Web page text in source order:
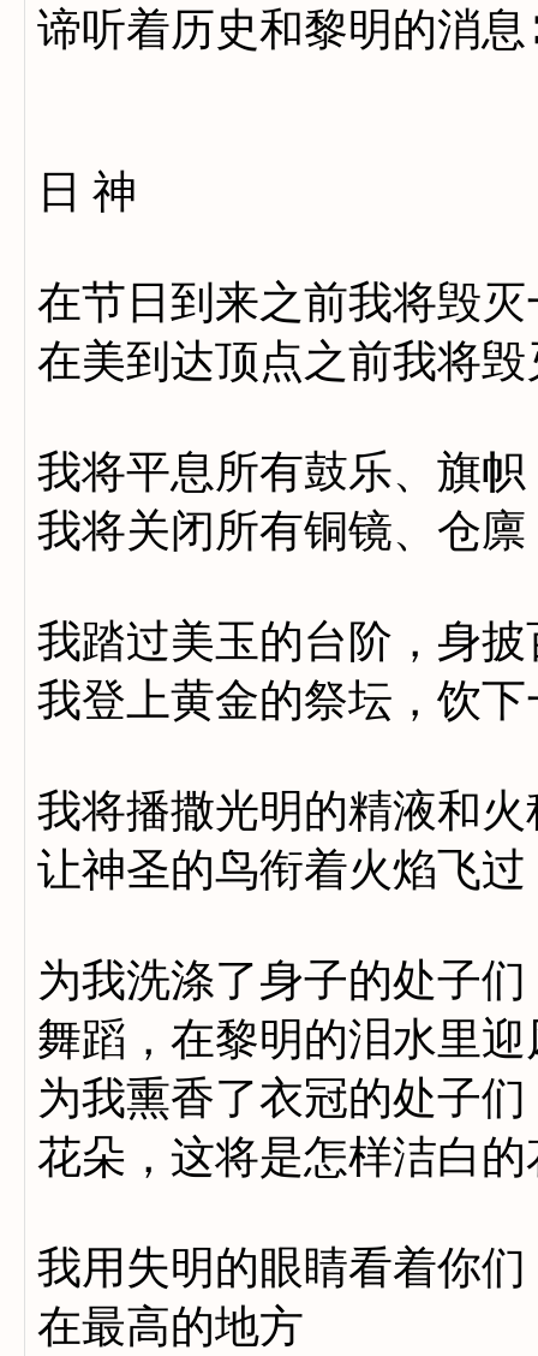
谛听着历史和黎明的消息
日 神
在节日到来之前我将毁灭
在美到达顶点之前我将毁
我将平息所有鼓乐、旗
我将关闭所有铜镜、仓
我踏过美玉的台阶，身
我登上黄金的祭坛，饮
我将播撒光明的精液和火
让神圣的鸟衔着火焰飞过
为我洗涤了身子的处子
舞蹈，在黎明的泪水里
为我熏香了衣冠的处子
花朵，这将是怎样洁白的
我用失明的眼睛看着你们
在最高的地方